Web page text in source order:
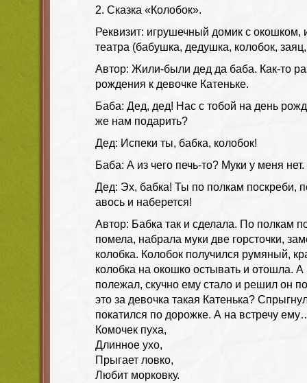
2. Сказка «Колобок».
Реквизит: игрушечный домик с окошком,
театра (бабушка, дедушка, колобок,
Автор: Жили-были дед да баба. Как-то
рождения к девочке Катеньке.
Баба: Дед, дед! Нас с тобой на день
же нам подарить?
Дед: Испеки ты, бабка, колобок!
Баба: А из чего печь-то? Муки у меня нет.
Дед: Эх, бабка! Ты по полкам поскреби,
авось и наберется!
Автор: Бабка так и сделала. По полкам
помела, набрала муки две горсточки,
колобка. Колобок получился румяный,
колобка на окошко остывать и отошла.
полежал, скучно ему стало и решил он
это за девочка такая Катенька?
покатился по дорожке. А на встречу
Комочек пуха,
Длинное ухо,
Прыгает ловко,
Любит морковку.